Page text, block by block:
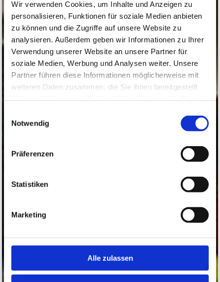
Wir verwenden Cookies, um Inhalte und Anzeigen zu
personalisieren, Funktionen für soziale Medien anbieten
zu können und die Zugriffe auf unsere Website zu
analysieren. Außerdem geben wir Informationen zu Ihrer
Verwendung unserer Website an unsere Partner für
soziale Medien, Werbung und Analysen weiter. Unsere
Partner führen diese Informationen möglicherweise mit
weiteren Daten zusammen, die Sie ihnen bereitgestellt
Notwendig
Präferenzen
Statistiken
Marketing
Alle zulassen